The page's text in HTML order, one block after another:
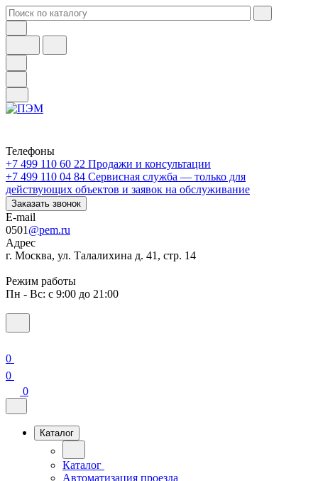
Телефоны
+7 499 110 60 22 Продажи и консультации
+7 499 110 04 84 Сервисная служба — только для
действующих объектов и заявок на обслуживание
Заказать звонок
E-mail
0501 @pem.ru
Адрес
г. Москва, ул. Талалихина д. 41, стр. 14
Режим работы
Пн - Вс: с 9:00 до 21:00
0
0
0
Каталог
Каталог
Автоматизация проезда